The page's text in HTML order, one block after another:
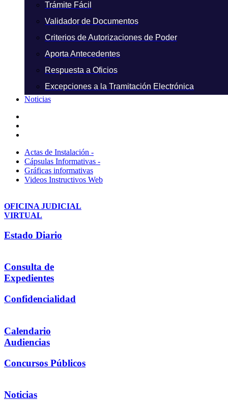
Trámite Fácil
Validador de Documentos
Criterios de Autorizaciones de Poder
Aporta Antecedentes
Respuesta a Oficios
Excepciones a la Tramitación Electrónica
Noticias
Actas de Instalación -
Cápsulas Informativas -
Gráficas informativas
Videos Instructivos Web
OFICINA JUDICIAL
VIRTUAL
Estado Diario
Consulta de
Expedientes
Confidencialidad
Calendario
Audiencias
Concursos Públicos
Noticias